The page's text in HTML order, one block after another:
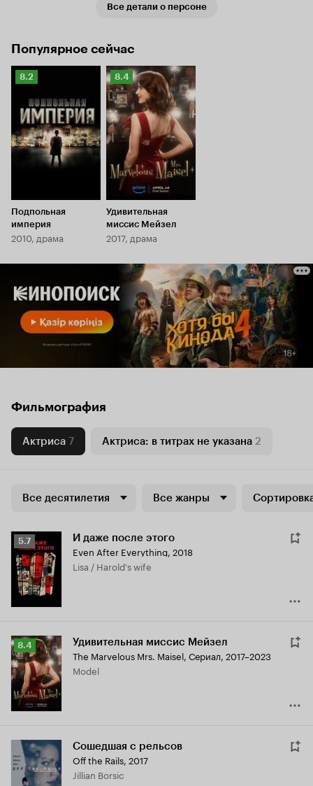
Все детали о персоне
Популярное сейчас
Рейтинг
8.2
8.2
Подпольная
империя
2010, драма
Рейтинг
Кинопоиска
8.4
8.4
Удивительная
миссис Мейзел
2017, драма
Фильмография
Актриса 7 Актриса: в титрах не указана 2
Все десятилетия Все жанры
Рейтинг
Кинопоиска
5.7
5.7 И даже после этого
Even After Everything, 2018
Lisa / Harold's wife
Рейтинг
Кинопоиска
8.4
8.4 Удивительная миссис Мейзел
The Marvelous Mrs. Maisel, Сериал, 2017–2023
Model
Сошедшая с рельсов
Off the Rails, 2017
Jillian Borsic